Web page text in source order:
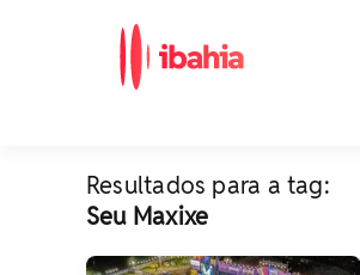
Resultados para a tag:
Seu Maxixe